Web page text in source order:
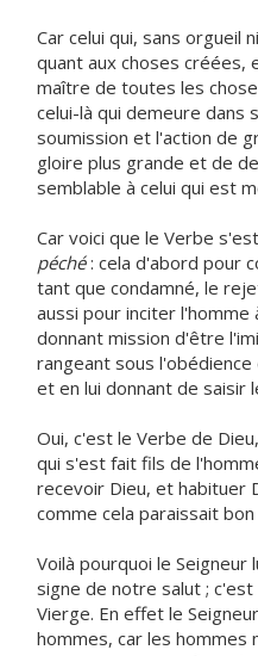
Car celui qui, sans orgueil
quant aux choses créées,
maître de toutes les
celui-là qui demeure dans
soumission et l'action de
gloire plus grande et de
semblable à celui qui est
Car voici que le Verbe
péché: cela d'abord pour
tant que condamné, le
aussi pour inciter l'homme
donnant mission d'être
rangeant sous
et en lui donnant de saisir
Oui, c'est le Verbe de
qui s'est fait fils de
recevoir Dieu, et habituer
comme cela paraissait bon
Voilà pourquoi le Seigneur
signe de notre salut ; c'est
Vierge. En effet le
hommes, car les hommes